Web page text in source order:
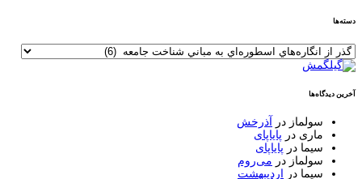
دسته‌ها
دسته‌ها
آخرین دیدگاه‌ها
سولماز در
آذرخش
ماری در پایاپای
سیما در پایاپای
سولماز در می‌روم
سیما در
اردیبهشت